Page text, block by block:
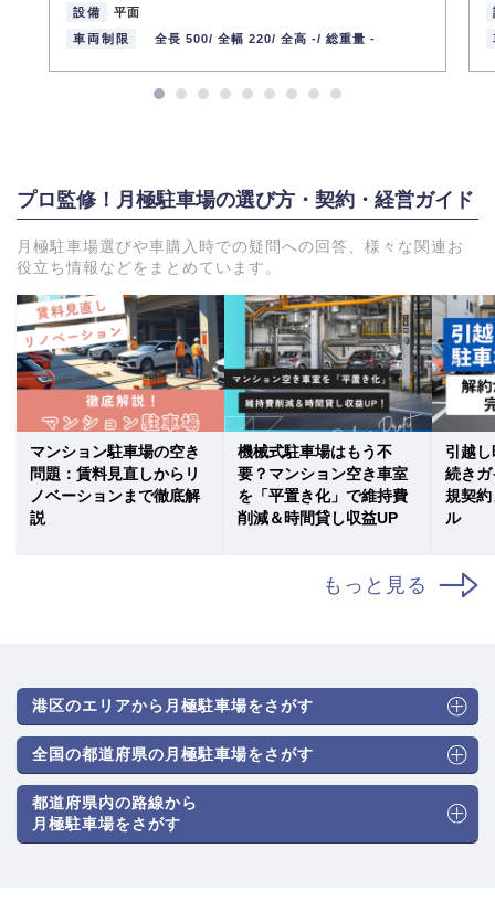
設備
平面
車両制限
全長 500/ 全幅 220/ 全高 -/ 総重量 -
プロ監修！月極駐車場の選び方・契約・経営ガイド
月極駐車場選びや車購入時での疑問への回答、様々な関連お
役立ち情報などをまとめています。
マンション駐車場の空き
問題：賃料見直しからリ
ノベーションまで徹底解
説
機械式駐車場はもう不
要？マンション空き車室
を「平置き化」で維持費
削減＆時間貸し収益UP
引越
続き
規契
ル
もっと見る
港区のエリアから月極駐車場をさがす
全国の都道府県の月極駐車場をさがす
都道府県内の路線から
月極駐車場をさがす